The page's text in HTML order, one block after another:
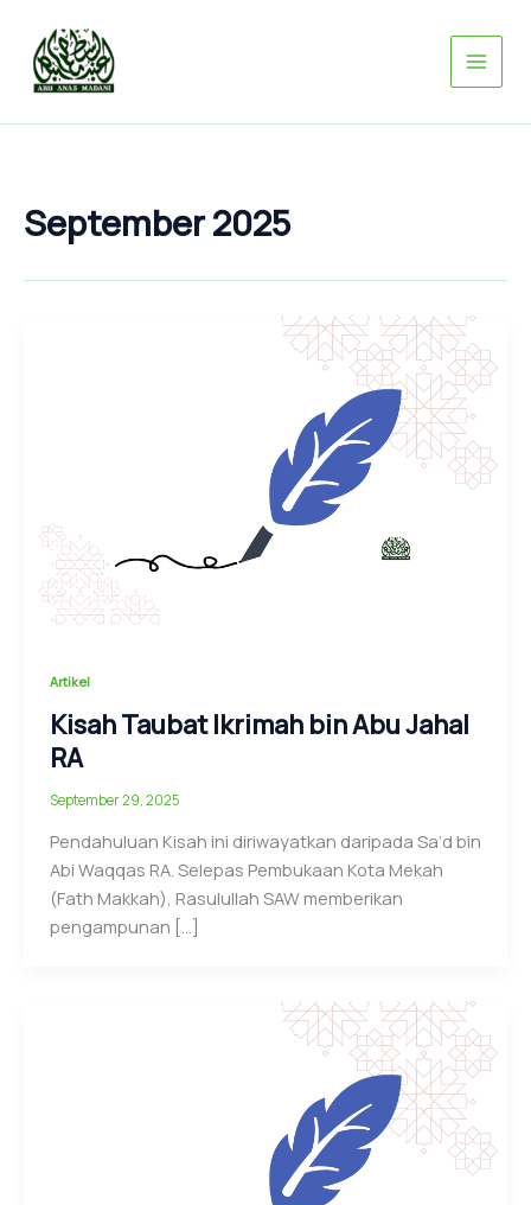
content
September 2025
Artikel
Kisah Taubat Ikrimah bin Abu Jahal
RA
September 29, 2025
Pendahuluan Kisah ini diriwayatkan daripada Sa‘d bin
Abi Waqqas RA. Selepas Pembukaan Kota Mekah
(Fath Makkah), Rasulullah SAW memberikan
pengampunan […]